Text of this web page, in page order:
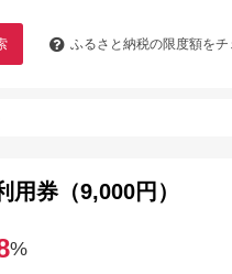
ふるさと納税の限度額をチ
券（9,000円）
%